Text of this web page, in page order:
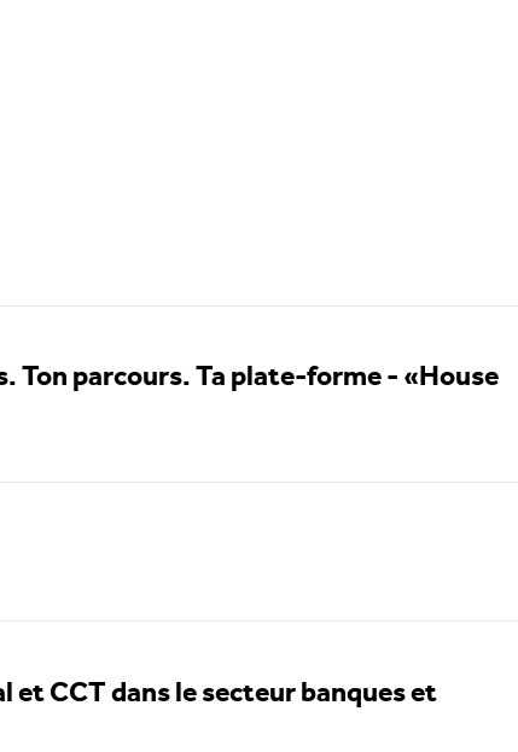
Ton parcours. Ta plate-forme - «House
et CCT dans le secteur banques et